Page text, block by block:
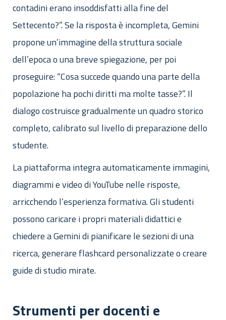
contadini erano insoddisfatti alla fine del
Settecento?”. Se la risposta è incompleta, Gemini
propone un’immagine della struttura sociale
dell’epoca o una breve spiegazione, per poi
proseguire: “Cosa succede quando una parte della
popolazione ha pochi diritti ma molte tasse?”. Il
dialogo costruisce gradualmente un quadro storico
completo, calibrato sul livello di preparazione dello
studente.
La piattaforma integra automaticamente immagini,
diagrammi e video di YouTube nelle risposte,
arricchendo l’esperienza formativa. Gli studenti
possono caricare i propri materiali didattici e
chiedere a Gemini di pianificare le sezioni di una
ricerca, generare flashcard personalizzate o creare
guide di studio mirate.
Strumenti per docenti e